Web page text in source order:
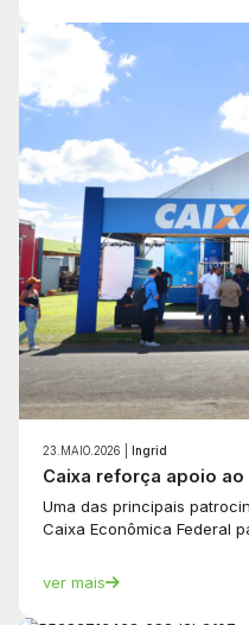
23.MAIO.2026 | Ingrid
Caixa reforça apoio
Uma das principais
Caixa Econômica Federal
ver mais